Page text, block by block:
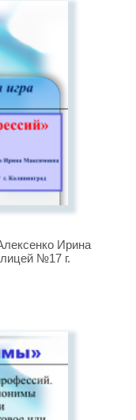
Ирина
№17 г.